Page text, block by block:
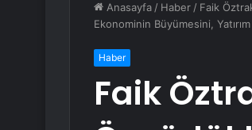
Anasayfa / Haber / Faik
Ekonominin Büyümesini,
Haber
Faik